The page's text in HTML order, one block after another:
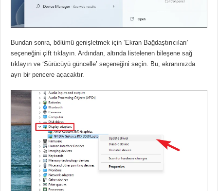
Bundan sonra, bölümü genişletmek için ‘Ekran Bağdaştırıcıları’
seçeneğini çift tıklayın.Ardından, altında listelenen bileşene sağ
tıklayın ve ‘Sürücüyü güncelle’ seçeneğini seçin. Bu, ekranınızda
ayrı bir pencere açacaktır.